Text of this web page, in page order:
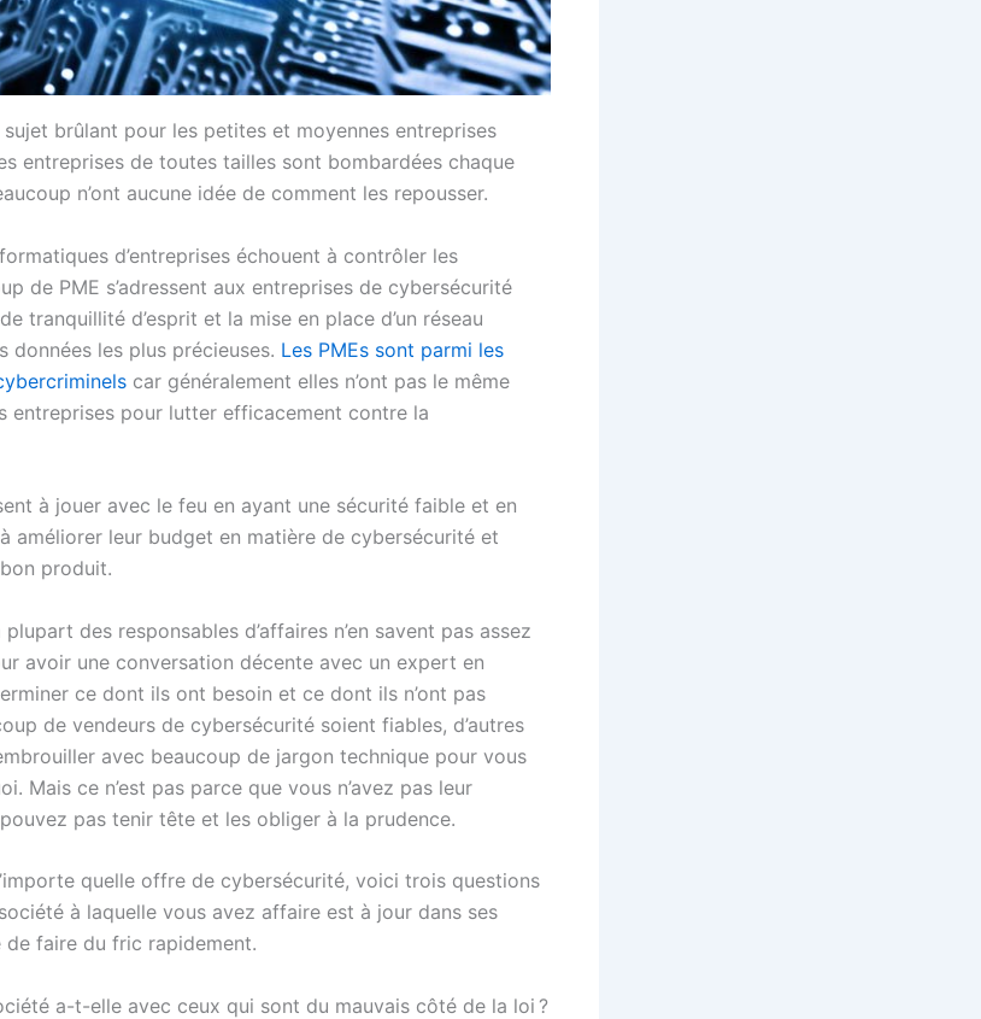
brûlant pour les petites et moyennes entreprises
entreprises de toutes tailles sont bombardées chaque
n’ont aucune idée de comment les repousser.
d’entreprises échouent à contrôler les
de PME s’adressent aux entreprises de cybersécurité
tranquillité d’esprit et la mise en place d’un réseau
données les plus précieuses. Les PMEs sont parmi les
car généralement elles n’ont pas le même
entreprises pour lutter efficacement contre la
à jouer avec le feu en ayant une sécurité faible et en
améliorer leur budget en matière de cybersécurité et
produit.
des responsables d’affaires n’en savent pas assez
avoir une conversation décente avec un expert en
ce dont ils ont besoin et ce dont ils n’ont pas
de vendeurs de cybersécurité soient fiables, d’autres
avec beaucoup de jargon technique pour vous
Mais ce n’est pas parce que vous n’avez pas leur
pas tenir tête et les obliger à la prudence.
quelle offre de cybersécurité, voici trois questions
à laquelle vous avez affaire est à jour dans ses
de faire du fric rapidement.
a-t-elle avec ceux qui sont du mauvais côté de la loi ?